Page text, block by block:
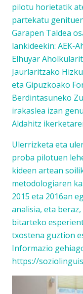
pilotu horietatik
partekatu
Garapen Taldea
lankideekin: AEK-
Elhuyar
Jaurlaritzako
eta Gipuzkoako
Berdintasuneko
irakaslea izan
Aldahitz
Ulerrizketa eta
proba pilotuen
kideen artean
metodologiaren
2015 eta 2016an
analisia, eta
bitarteko
txostena guztion
Informazio
https://